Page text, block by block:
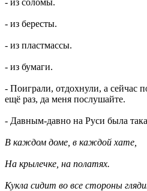
- из бересты.
- из пластмассы.
- из бумаги.
- Поиграли, отдохнули, а сейчас
ещё раз, да меня послушайте.
- Давным-давно на Руси была
В каждом доме, в каждой хате,
На крылечке, на полатях.
Кукла сидит во все стороны